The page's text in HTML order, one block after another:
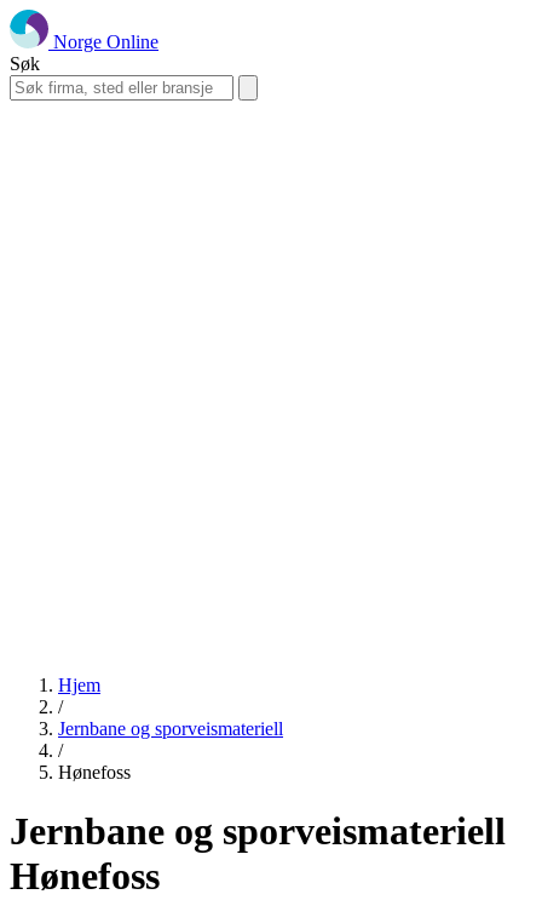
Norge Online
Søk
Hjem
/
Jernbane og sporveismateriell
/
Hønefoss
Jernbane og sporveismateriell
Hønefoss